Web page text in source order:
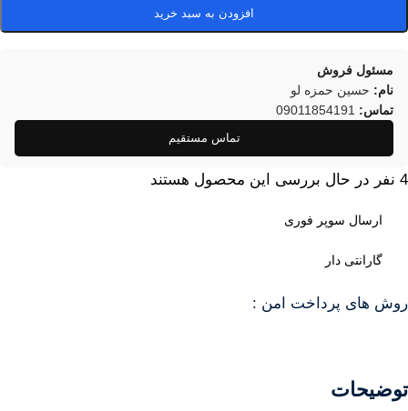
افزودن به سبد خرید
مسئول فروش
نام: حسین حمزه لو
تماس: 09011854191
تماس مستقیم
4 نفر در حال بررسی این محصول هستند
ارسال سوپر فوری
گارانتی دار
روش های پرداخت امن :
توضیحات